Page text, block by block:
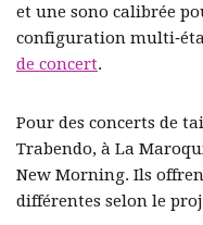
et une sono calibrée
configuration
de concert.
Pour des concerts de
Trabendo, à La
New Morning. Ils
différentes selon le